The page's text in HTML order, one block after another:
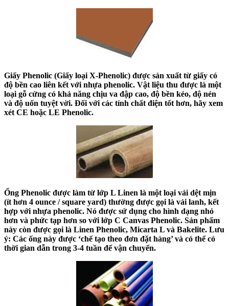
Giấy Phenolic (Giấy loại X-Phenolic) được sản xuất từ giấy có
độ bền cao liên kết với nhựa phenolic. Vật liệu thu được là một
loại gỗ cứng có khả năng chịu va đập cao, độ bền kéo, độ nén
và độ uốn tuyệt vời. Đối với các tính chất điện tốt hơn, hãy xem
xét CE hoặc LE Phenolic.
Ống Phenolic được làm từ lớp L Linen là một loại vải dệt mịn
(ít hơn 4 ounce / square yard) thường được gọi là vải lanh, kết
hợp với nhựa phenolic. Nó được sử dụng cho hình dạng nhỏ
hơn và phức tạp hơn so với lớp C Canvas Phenolic. Sản phẩm
này còn được gọi là Linen Phenolic, Micarta L và Bakelite. Lưu
ý: Các ống này được ‘chế tạo theo đơn đặt hàng’ và có thể có
thời gian dẫn trong 3-4 tuần để vận chuyển.